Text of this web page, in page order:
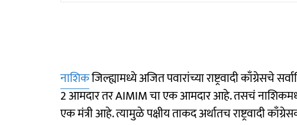
नाशिकजिल्ह्यामध्ये अजित पवारांच्या राष्ट्रवादी
2 आमदार तर AIMIM चा एक आमदार आहे. तसचं नाशिकमध्ये
एक मंत्री आहे. त्यामुळे पक्षीय ताकद अर्थातच राष्ट्रवादी